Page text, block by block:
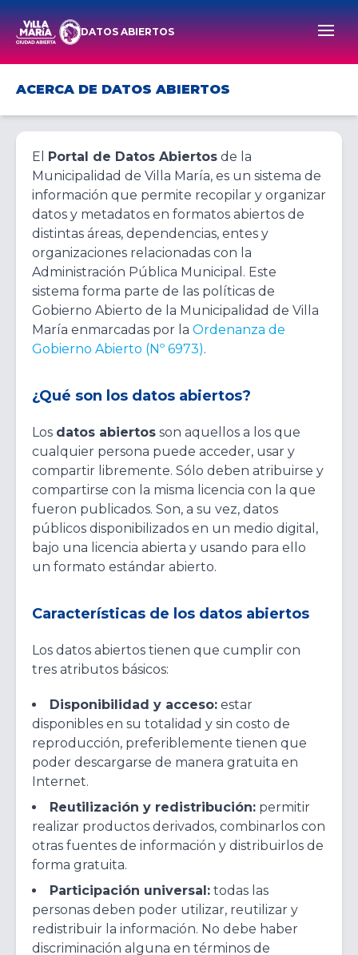
DATOS ABIERTOS
ACERCA DE DATOS ABIERTOS
El Portal de Datos Abiertos de la
Municipalidad de Villa María, es un sistema de
información que permite recopilar y organizar
datos y metadatos en formatos abiertos de
distintas áreas, dependencias, entes y
organizaciones relacionadas con la
Administración Pública Municipal. Este
sistema forma parte de las políticas de
Gobierno Abierto de la Municipalidad de Villa
María enmarcadas por la Ordenanza de
Gobierno Abierto (Nº 6973).
¿Qué son los datos abiertos?
Los datos abiertos son aquellos a los que
cualquier persona puede acceder, usar y
compartir libremente. Sólo deben atribuirse y
compartirse con la misma licencia con la que
fueron publicados. Son, a su vez, datos
públicos disponibilizados en un medio digital,
bajo una licencia abierta y usando para ello
un formato estándar abierto.
Características de los datos abiertos
Los datos abiertos tienen que cumplir con
tres atributos básicos:
Disponibilidad y acceso: estar
disponibles en su totalidad y sin costo de
reproducción, preferiblemente tienen que
poder descargarse de manera gratuita en
Internet.
Reutilización y redistribución: permitir
realizar productos derivados, combinarlos con
otras fuentes de información y distribuirlos de
forma gratuita.
Participación universal: todas las
personas deben poder utilizar, reutilizar y
redistribuir la información. No debe haber
discriminación alguna en términos de